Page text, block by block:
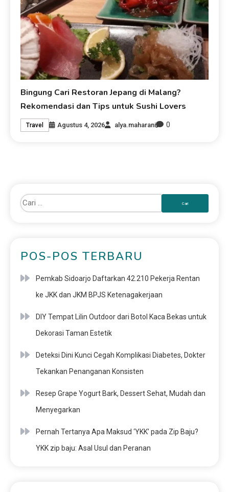
Bingung Cari Restoran Jepang di Malang?
Rekomendasi dan Tips untuk Sushi Lovers
Travel Agustus 4, 2026 alya.maharani 0
POS-POS TERBARU
Pemkab Sidoarjo Daftarkan 42.210 Pekerja Rentan
ke JKK dan JKM BPJS Ketenagakerjaan
DIY Tempat Lilin Outdoor dari Botol Kaca Bekas untuk
Dekorasi Taman Estetik
Deteksi Dini Kunci Cegah Komplikasi Diabetes, Dokter
Tekankan Penanganan Konsisten
Resep Grape Yogurt Bark, Dessert Sehat, Mudah dan
Menyegarkan
Pernah Tertanya Apa Maksud ‘YKK’ pada Zip Baju?
YKK zip baju: Asal Usul dan Peranan